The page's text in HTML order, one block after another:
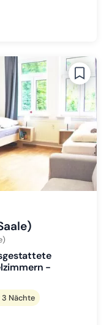
1 wechseln
2 wechseln
3 wechseln
-
Nächte